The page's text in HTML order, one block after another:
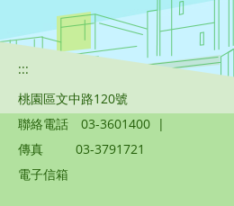
:::
桃園區文中路120號
聯絡電話
03-3601400 |
傳真
03-3791721
電子信箱